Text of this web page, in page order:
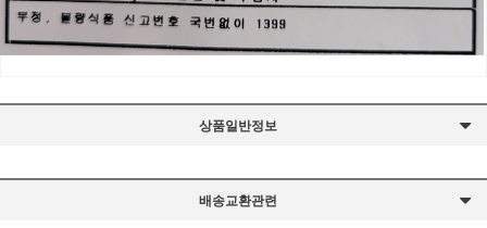
상품일반정보
배송교환관련